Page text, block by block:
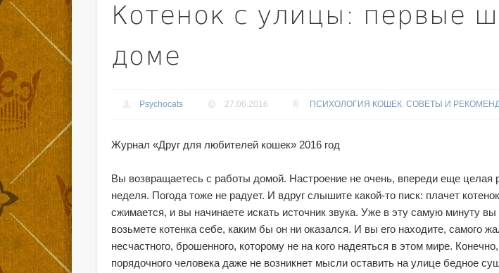
Котенок с улицы: первые
доме
Psychocats 27.06.2016 ПСИХОЛОГИЯ КОШЕК,СОВЕТЫ И
Журнал «Друг для любителей кошек» 2016 год
Вы возвращаетесь с работы домой. Настроение не очень, впереди еще целая
неделя. Погода тоже не радует. И вдруг слышите какой-то писк: плачет
сжимается, и вы начинаете искать источник звука. Уже в эту самую минуту
возьмете котенка себе, каким бы он ни оказался. И вы его находите, самого
несчастного, брошенного, которому не на кого надеяться в этом мире.
порядочного человека даже не возникнет мысли оставить на улице бедное